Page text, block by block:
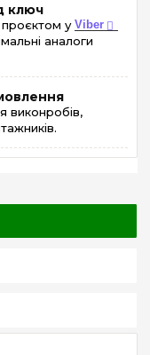
ключ
у Viber
аналоги
виконробів,